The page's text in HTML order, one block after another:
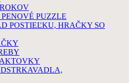
PUZZLE
POSTIEĽKU, HRAČKY SO